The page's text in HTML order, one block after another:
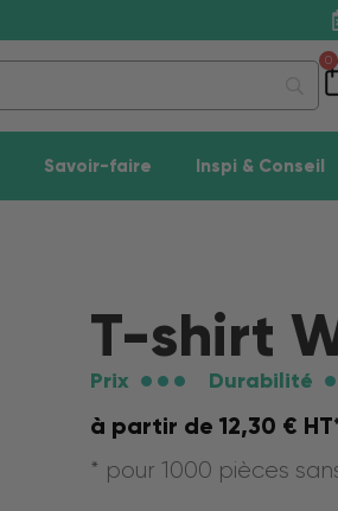
0
Savoir-faire Inspi & Conseil
T-shirt
Prix Durabilité
à partir de 12,30 €
* pour 1000 pièces